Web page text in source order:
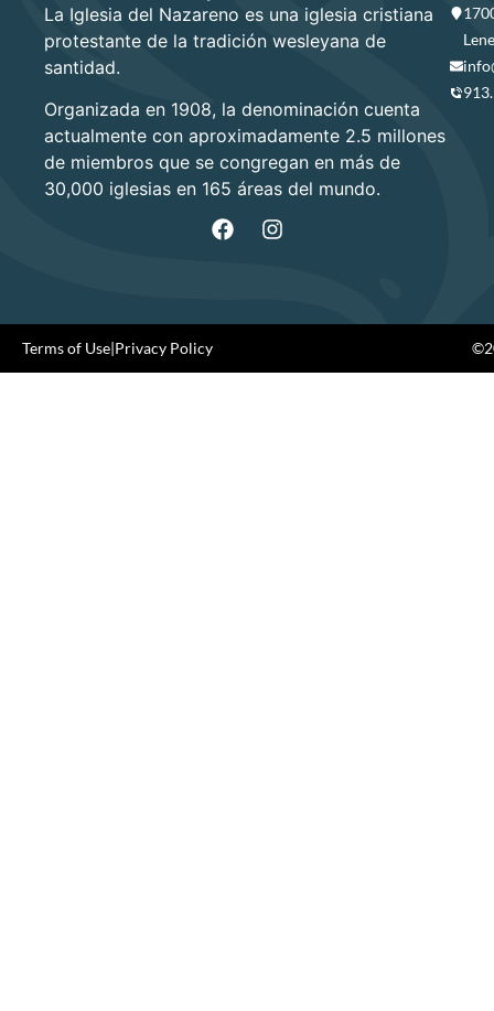
La Iglesia del Nazareno es una iglesia cristiana
protestante de la tradición wesleyana de
santidad.
Organizada en 1908, la denominación cuenta
actualmente con aproximadamente 2.5 millones
de miembros que se congregan en más de
30,000 iglesias en 165 áreas del mundo.
Terms of Use|Privacy Policy